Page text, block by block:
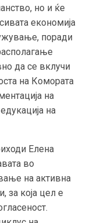
но и ќе
економија
поради
да се вклучи
на Комората
на
на
Елена
во
на активна
за која цел е